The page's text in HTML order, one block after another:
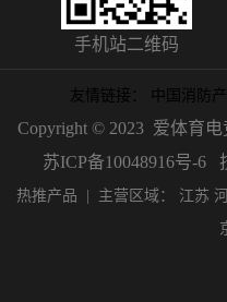
手机站二维码
友情链接： 中国消防
Copyright © 2023 爱体育
苏ICP备10048916号-6
热推产品 | 主营区域： 江苏